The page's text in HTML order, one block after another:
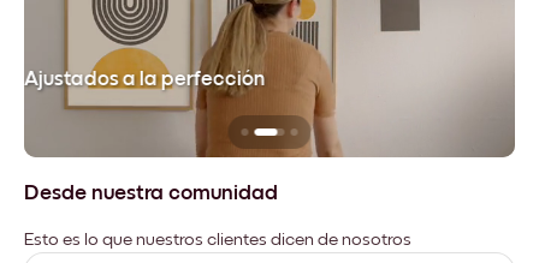
Ajustados a la perfección
Desde nuestra comunidad
Esto es lo que nuestros clientes dicen de nosotros